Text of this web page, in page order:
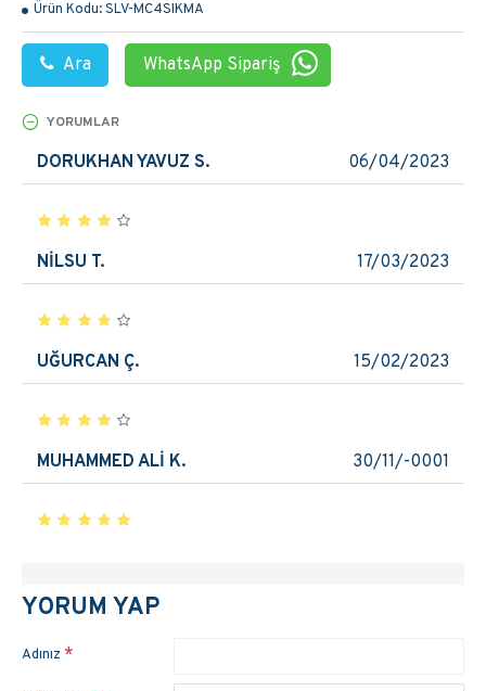
Ürün Kodu:SLV-MC4SIKMA
Ara WhatsApp Sipariş
YORUMLAR
DORUKHAN YAVUZ S. 06/04/2023
NİLSU T. 17/03/2023
UĞURCAN Ç. 15/02/2023
MUHAMMED ALİ K. 30/11/-0001
YORUM YAP
Adınız